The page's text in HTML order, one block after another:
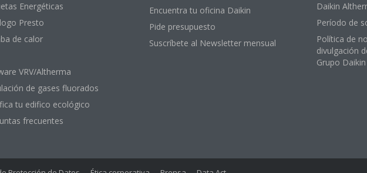
Energéticas
Presto
de calor
VRV/Altherma
de gases fluorados
tu edifico ecológico
frecuentes
Encuentra tu oficina Daikin
Pide presupuesto
Suscríbete al Newsletter mensual
Daikin
Período de
Política de
divulgación
Grupo